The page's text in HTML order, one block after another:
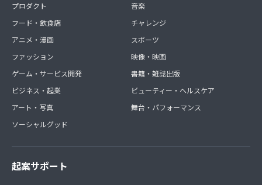
プロダクト
フード・飲食店
アニメ・漫画
ファッション
ゲーム・サービス開発
ビジネス・起業
アート・写真
ソーシャルグッド
音楽
チャレンジ
スポーツ
映像・映画
書籍・雑誌出版
ビューティー・ヘルスケア
舞台・パフォーマンス
起案サポート